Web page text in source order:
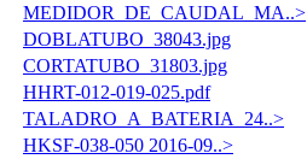
MEDIDOR_DE_CAUDAL_MA..>
DOBLATUBO_38043.jpg
CORTATUBO_31803.jpg
HHRT-012-019-025.pdf
TALADRO_A_BATERIA_24..>
HKSF-038-050 2016-09..>